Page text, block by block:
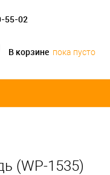
55-02
В корзине пока пусто
(WP-1535)